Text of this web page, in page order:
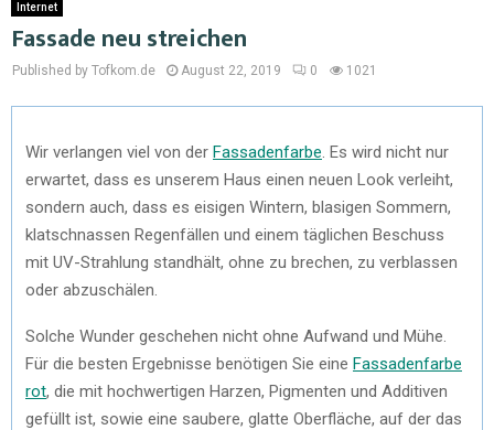
Internet
Fassade neu streichen
Published by Tofkom.de August 22, 2019 0 1021
Wir verlangen viel von der Fassadenfarbe . Es wird nicht nur
erwartet, dass es unserem Haus einen neuen Look verleiht,
sondern auch, dass es eisigen Wintern, blasigen Sommern,
klatschnassen Regenfällen und einem täglichen Beschuss
mit UV-Strahlung standhält, ohne zu brechen, zu verblassen
oder abzuschälen.
Solche Wunder geschehen nicht ohne Aufwand und Mühe.
Für die besten Ergebnisse benötigen Sie eine Fassadenfarbe
rot, die mit hochwertigen Harzen, Pigmenten und Additiven
gefüllt ist, sowie eine saubere, glatte Oberfläche, auf der das